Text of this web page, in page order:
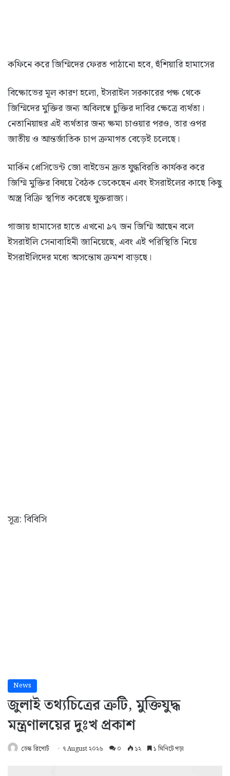
কফিনে করে জিম্মিদের ফেরত পাঠানো হবে, হুঁশিয়ারি হামাসের
বিক্ষোভের মূল কারণ হলো, ইসরাইল সরকারের পক্ষ থেকে
জিম্মিদের মুক্তির জন্য অবিলম্বে চুক্তির দাবির ক্ষেত্রে ব্যর্থতা।
নেতানিয়াহুর এই ব্যর্থতার জন্য ক্ষমা চাওয়ার পরও, তার ওপর
জাতীয় ও আন্তর্জাতিক চাপ ক্রমাগত বেড়েই চলেছে।
মার্কিন প্রেসিডেন্ট জো বাইডেন দ্রুত যুদ্ধবিরতি কার্যকর করে
জিম্মি মুক্তির বিষয়ে বৈঠক ডেকেছেন এবং ইসরাইলের কাছে কিছু
অস্ত্র বিক্রি স্থগিত করেছে যুক্তরাজ্য।
গাজায় হামাসের হাতে এখনো ৯৭ জন জিম্মি আছেন বলে
ইসরাইলি সেনাবাহিনী জানিয়েছে, এবং এই পরিস্থিতি নিয়ে
ইসরাইলিদের মধ্যে অসন্তোষ ক্রমশ বাড়ছে।
সূত্র: বিবিসি